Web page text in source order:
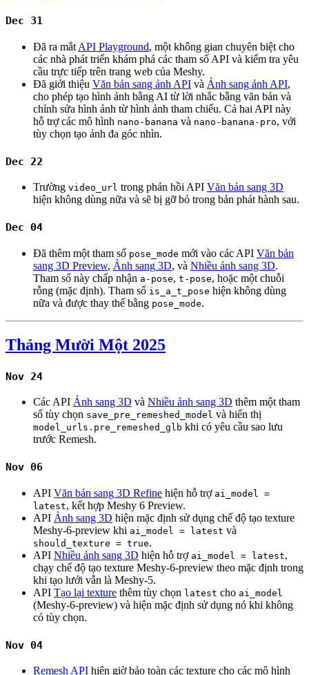
Dec 31
Đã ra mắt API Playground, một không gian chuyên biệt cho
các nhà phát triển khám phá các tham số API và kiểm tra yêu
cầu trực tiếp trên trang web của Meshy.
Đã giới thiệu Văn bản sang ảnh API và Ảnh sang ảnh API,
cho phép tạo hình ảnh bằng AI từ lời nhắc bằng văn bản và
chỉnh sửa hình ảnh từ hình ảnh tham chiếu. Cả hai API này
hỗ trợ các mô hình nano-banana và nano-banana-pro, với
tùy chọn tạo ảnh đa góc nhìn.
Dec 22
Trường video_url trong phản hồi API Văn bản sang 3D
hiện không dùng nữa và sẽ bị gỡ bỏ trong bản phát hành sau.
Dec 04
Đã thêm một tham số pose_mode mới vào các API Văn bản
sang 3D Preview, Ảnh sang 3D, và Nhiều ảnh sang 3D.
Tham số này chấp nhận a-pose, t-pose, hoặc một chuỗi
rỗng (mặc định). Tham số is_a_t_pose hiện không dùng
nữa và được thay thế bằng pose_mode.
Tháng Mười Một 2025
Nov 24
Các API Ảnh sang 3D và Nhiều ảnh sang 3D thêm một tham
số tùy chọn save_pre_remeshed_model và hiển thị
model_urls.pre_remeshed_glb khi có yêu cầu sao lưu
trước Remesh.
Nov 06
API Văn bản sang 3D Refine hiện hỗ trợ ai_model =
latest, kết hợp Meshy 6 Preview.
API Ảnh sang 3D hiện mặc định sử dụng chế độ tạo texture
Meshy-6-preview khi ai_model = latest và
should_texture = true.
API Nhiều ảnh sang 3D hiện hỗ trợ ai_model = latest,
chạy chế độ tạo texture Meshy-6-preview theo mặc định trong
khi tạo lưới vẫn là Meshy-5.
API Tạo lại texture thêm tùy chọn latest cho ai_model
(Meshy-6-preview) và hiện mặc định sử dụng nó khi không
có tùy chọn.
Nov 04
Remesh API hiện giờ bảo toàn các texture cho các mô hình